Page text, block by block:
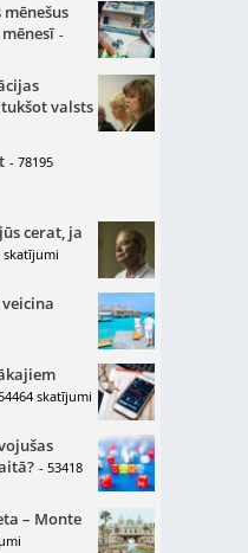
-
valsts
- 78195
cerat, ja
skatījumi
skatījumi
- 53418
– Monte